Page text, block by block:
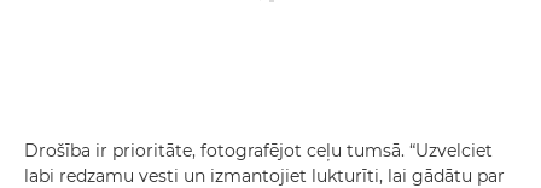
Drošība ir prioritāte, fotografējot ceļu tumsā. “Uzvelciet
labi redzamu vesti un izmantojiet lukturīti, lai gādātu par